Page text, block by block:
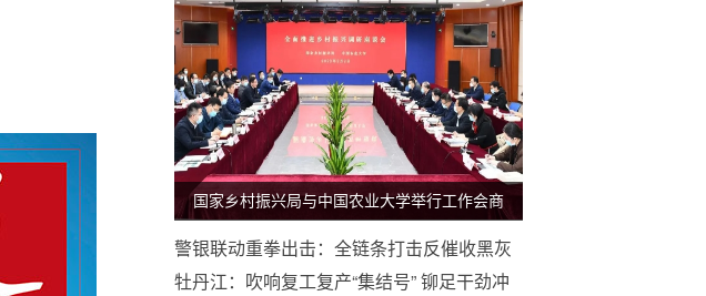
国家乡村振兴局与中国农业大学举行工作会商
警银联动重拳出击：全链条打击反催收黑灰
产守护金融安全
牡丹江：吹响复工复产“集结号” 铆足干劲冲